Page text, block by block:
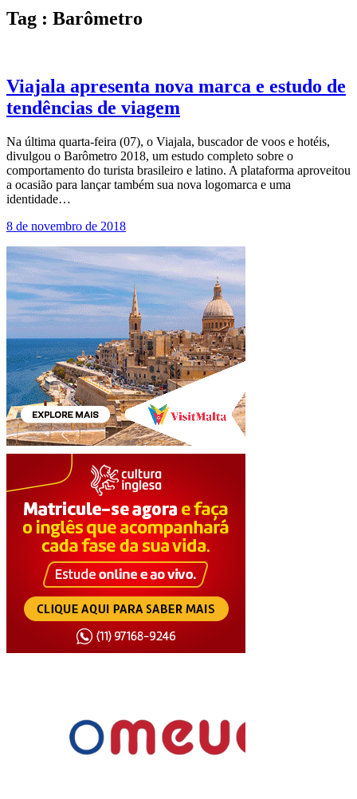
Tag : Barômetro
Viajala apresenta nova marca e estudo de
tendências de viagem
Na última quarta-feira (07), o Viajala, buscador de voos e hotéis,
divulgou o Barômetro 2018, um estudo completo sobre o
comportamento do turista brasileiro e latino. A plataforma aproveitou
a ocasião para lançar também sua nova logomarca e uma
identidade…
8 de novembro de 2018